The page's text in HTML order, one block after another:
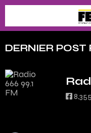
DERNIER POST
8,355